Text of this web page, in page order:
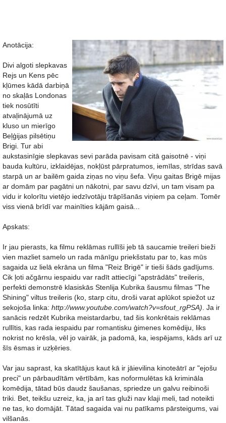
Anotācija:
Divi algoti slepkavas
Rejs un Kens pēc
kļūmes kādā darbiņā
no skaļās Londonas
tiek nosūtīti
atvaļinājumā uz
kluso un mierīgo
Beļģijas pilsētiņu
Brigi. Tur abi
aukstasinīgie slepkavas sevi parāda pavisam citā gaisotnē - viņi
bauda kultūru, izklaidējas, nokļūst pārpratumos, iemīlas, strīdas savā
starpā un ar bailēm gaida ziņas no viņu šefa. Viņu gaitas Brigē mijas
ar domām par pagātni un nākotni, par savu dzīvi, un tam visam pa
vidu ir kolorītu vietējo iedzīvotāju trāpīšanās viņiem pa ceļam. Tomēr
viss vienā brīdī var mainīties kājām gaisā...
Apskats:
Ir jau pierasts, ka filmu reklāmas rullīši jeb tā saucamie treileri bieži
vien mazliet samelo un rada mānīgu priekšstatu par to, kas mūs
sagaida uz lielā ekrāna un filma "Reiz Brigē" ir tieši šāds gadījums.
Cik ļoti ačgārnu iespaidu var radīt attiecīgi "apstrādāts" treileris,
perfekti demonstrē klasiskās Stenlija Kubrika šausmu filmas "The
Shining" viltus treileris (ko, starp citu, droši varat aplūkot spiežot uz
sekojoša linka: http://www.youtube.com/watch?v=sfout_rgPSA) . Ja ir
sanācis redzēt Kubrika meistardarbu, tad šis konkrētais reklāmas
rullītis, kas rada iespaidu par romantisku ģimenes komēdiju, liks
nokrist no krēsla, vēl jo vairāk, ja padomā, ka, iespējams, kāds arī uz
šīs ēsmas ir uzķēries.
Var jau saprast, ka skatītājus kaut kā ir jāievilina kinoteātrī ar "ejošu
preci" un pārbaudītām vērtībām, kas noformulētas kā krimināla
komēdija, tātad būs daudz šaušanas, spriedze un galvu reibinoši
triki. Bet, teikšu uzreiz, ka, ja arī tas gluži nav klaji meli, tad noteikti
ne tas, ko domājāt. Tātad sagaida vai nu patīkams pārsteigums, vai
vilšanās.